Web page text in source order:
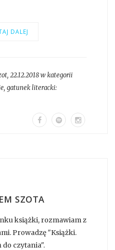
DALEJ
, 22.12.2018 w kategorii
, gatunek literacki:
SZOTA
książki, rozmawiam z
Prowadzę "Książki.
do czytania".